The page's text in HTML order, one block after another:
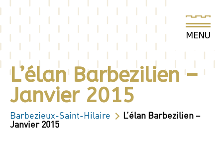
L’élan Barbezilien –
Janvier 2015
Barbezieux-Saint-Hilaire L’élan Barbezilien –
Janvier 2015